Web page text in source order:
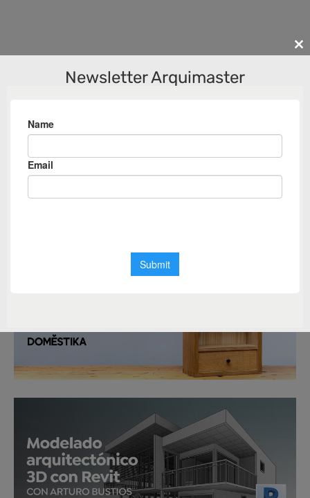
Newsletter Arquimaster